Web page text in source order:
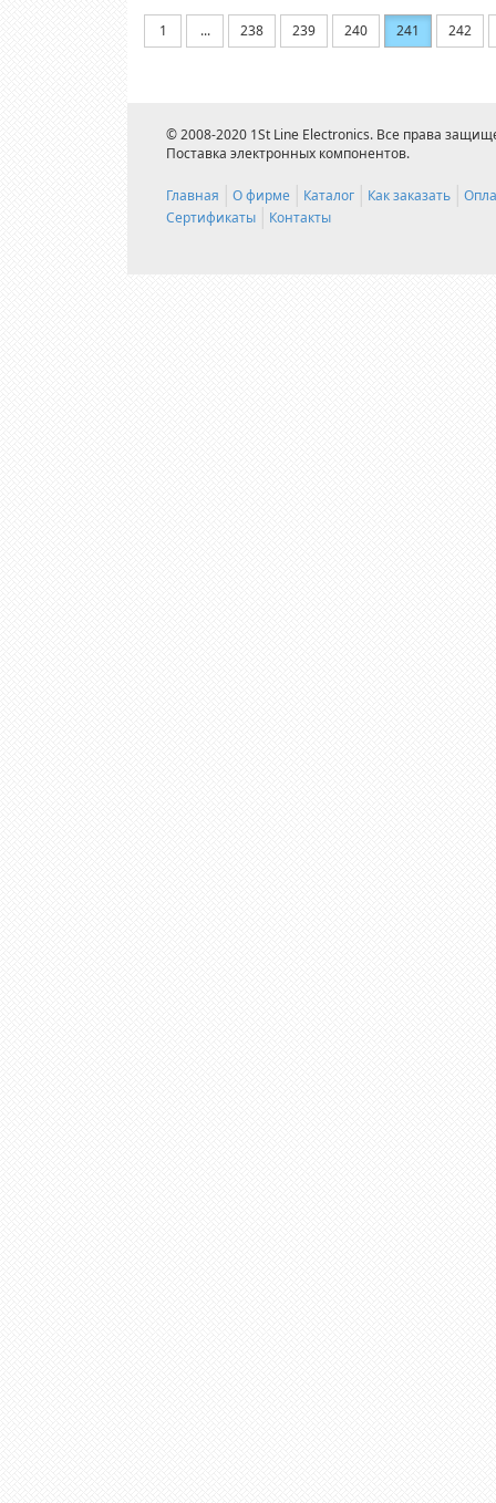
1 ... 238 239 240 241 242
© 2008-2020 1St Line Electronics. Все права
Поставка электронных компонентов.
Главная О фирме Каталог Как заказать
Сертификаты
Контакты